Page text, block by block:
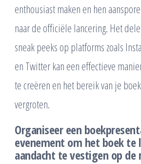
enthousiast maken en hen
naar de officiële lancering. Het
sneak peeks op platforms zoals
en Twitter kan een effectieve
te creëren en het bereik van je
vergroten.
Organiseer een
evenement om het boek te
aandacht te vestigen op de